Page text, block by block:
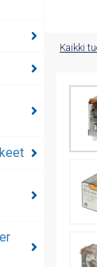
Kaikki